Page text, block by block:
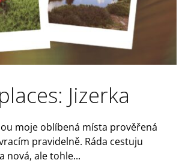
Jizerka
moje oblíbená místa prověřená
pravidelně. Ráda cestuju
nová, ale tohle...